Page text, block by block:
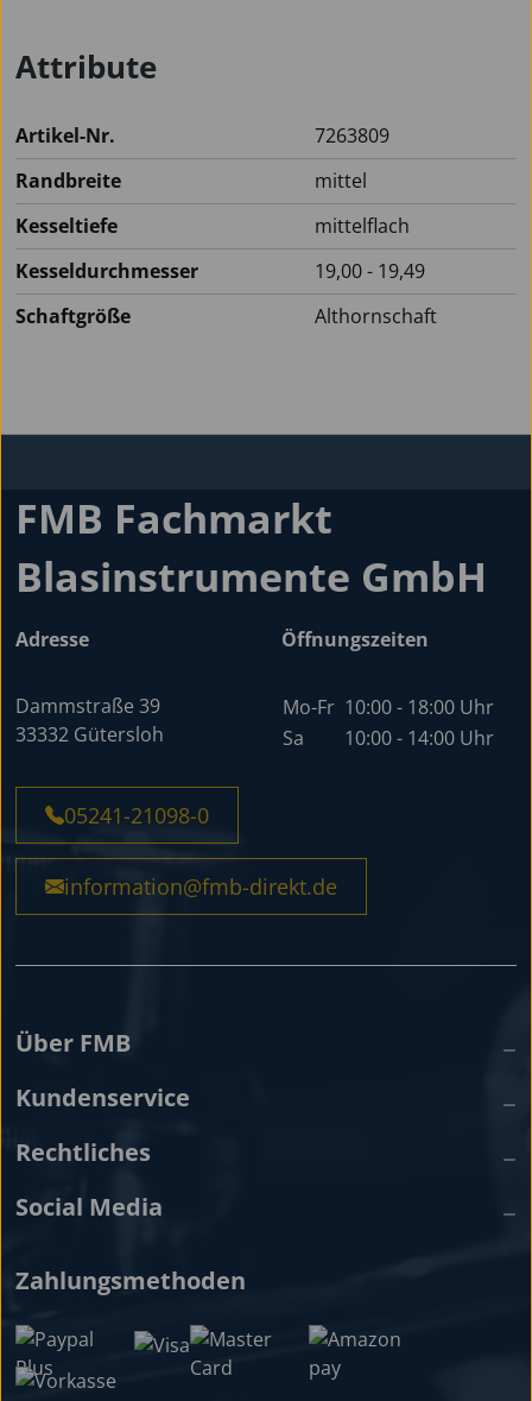
Attribute
Artikel-Nr.
7263809
Randbreite
mittel
Kesseltiefe
mittelflach
Kesseldurchmesser
19,00 - 19,49
Schaftgröße
Althornschaft
FMB Fachmarkt
Blasinstrumente GmbH
Adresse
Dammstraße 39
33332 Gütersloh
Öffnungszeiten
Mo-Fr 10:00 - 18:00 Uhr
Sa
10:00 - 14:00 Uhr
05241-21098-0
information@fmb-direkt.de
Über FMB
Kundenservice
Rechtliches
Social Media
Zahlungsmethoden